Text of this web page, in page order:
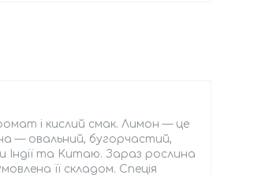
і кислий смак. Лимон — це
— овальний, бугорчастий,
Індії та Китаю. Зараз рослина
її складом. Спеція